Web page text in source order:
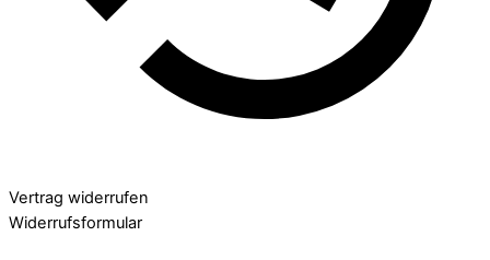
Vertrag widerrufen
Widerrufsformular